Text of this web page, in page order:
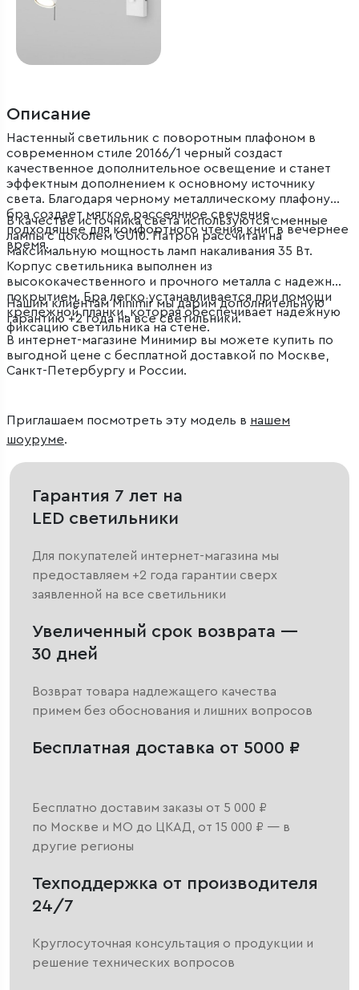
Описание
Настенный светильник с поворотным плафоном в
современном стиле 20166/1 черный создаст
качественное дополнительное освещение и станет
эффектным дополнением к основному источнику
света. Благодаря черному металлическому плафону
бра создает мягкое рассеянное свечение,
подходящее для комфортного чтения книг в вечернее
время.
В качестве источника света используются сменные
лампы с цоколем GU10. Патрон рассчитан на
максимальную мощность ламп накаливания 35 Вт.
Корпус светильника выполнен из
высококачественного и прочного металла с надежным
покрытием. Бра легко устанавливается при помощи
крепежной планки, которая обеспечивает надежную
фиксацию светильника на стене.
Нашим клиентам Minimir мы дарим дополнительную
гарантию +2 года на все светильники.
В интернет-магазине Минимир вы можете купить по
выгодной цене с бесплатной доставкой по Москве,
Санкт-Петербургу и России.
Приглашаем посмотреть эту модель в нашем
шоуруме.
Гарантия 7 лет на
LED светильники
Для покупателей интернет-магазина мы
предоставляем +2 года гарантии сверх
заявленной на все светильники
Увеличенный срок возврата —
30 дней
Возврат товара надлежащего качества
примем без обоснования и лишних вопросов
Бесплатная доставка от 5000 ₽
Бесплатно доставим заказы от 5 000 ₽
по Москве и МО до ЦКАД, от 15 000 ₽ — в
другие регионы
Техподдержка от производителя
24/7
Круглосуточная консультация о продукции и
решение технических вопросов